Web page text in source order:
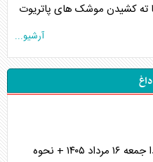
ته کشیدن موشک های پاتریوت
آرشیو...
جدول قطعی برق استان تهران فردا جمعه ۱۶ مرداد ۱۴۰۵ + نحوه